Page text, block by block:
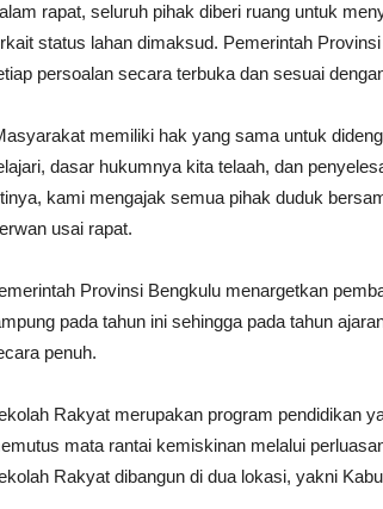
rapat, seluruh pihak diberi ruang untuk
status lahan dimaksud. Pemerintah
persoalan secara terbuka dan sesuai
memiliki hak yang sama untuk
dasar hukumnya kita telaah, dan
kami mengajak semua pihak duduk
usai rapat.
Provinsi Bengkulu menargetkan
pada tahun ini sehingga pada tahun
penuh.
Rakyat merupakan program pendidikan
mata rantai kemiskinan melalui
Rakyat dibangun di dua lokasi, yakni